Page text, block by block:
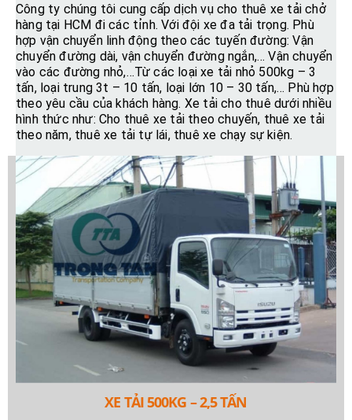
Công ty chúng tôi cung cấp dịch vụ cho thuê xe tải chở
hàng tại HCM đi các tỉnh. Với đội xe đa tải trọng. Phù
hợp vận chuyển linh động theo các tuyến đường: Vận
chuyển đường dài, vận chuyển đường ngắn,… Vận chuyển
vào các đường nhỏ,…Từ các loại xe tải nhỏ 500kg – 3
tấn, loại trung 3t – 10 tấn, loại lớn 10 – 30 tấn,… Phù hợp
theo yêu cầu của khách hàng. Xe tải cho thuê dưới nhiều
hình thức như: Cho thuê xe tải theo chuyến, thuê xe tải
theo năm, thuê xe tải tự lái, thuê xe chạy sự kiện.
XE TẢI 500KG – 2,5 TẤN